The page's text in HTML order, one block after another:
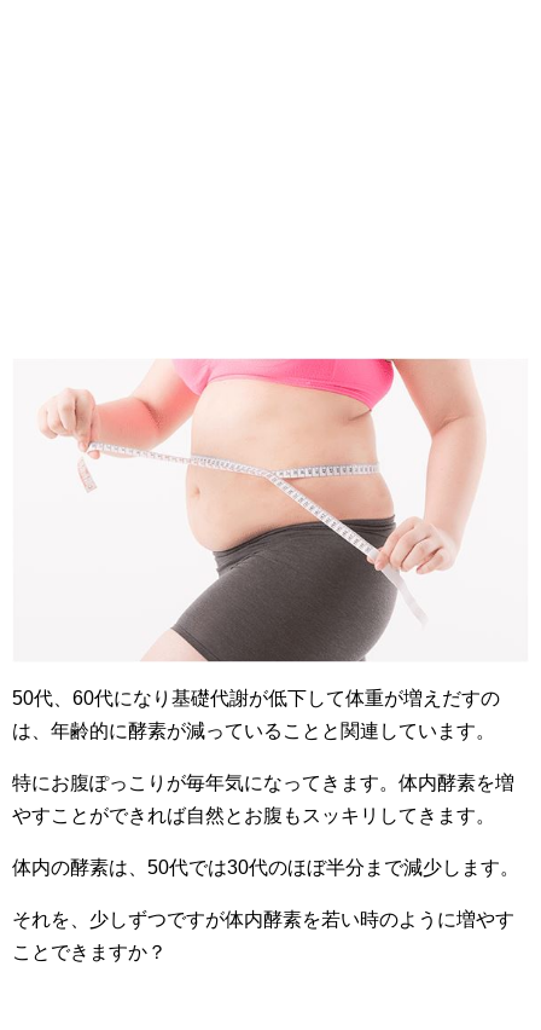
50代、60代になり基礎代謝が低下して体重が増えだすの
は、年齢的に酵素が減っていることと関連しています。
特にお腹ぽっこりが毎年気になってきます。体内酵素を増
やすことができれば自然とお腹もスッキリしてきます。
体内の酵素は、50代では30代のほぼ半分まで減少します。
それを、少しずつですが体内酵素を若い時のように増やす
ことできますか？